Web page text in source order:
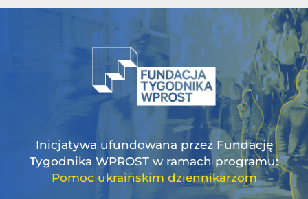
Inicjatywa ufundowana przez Fundację
Tygodnika WPROST w ramach programu:
Pomoc ukraińskim dziennikarzom